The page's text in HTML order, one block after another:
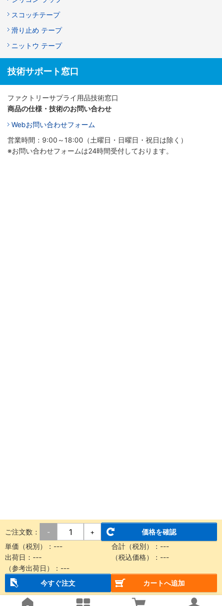
スコッチテープ
滑り止め テープ
ニットウ テープ
技術サポート窓口
ファクトリーサプライ用品技術窓口
商品の仕様・技術のお問い合わせ
Webお問い合わせフォーム
営業時間：9:00～18:00（土曜日・日曜日・祝日は除く）
※お問い合わせフォームは24時間受付しております。
ご注文数： - +
価格を確認
単価（税別）：---
合計（税別）：---
出荷日：---
（税込価格）：---
（参考出荷日）：---
今すぐ注文
カートへ追加